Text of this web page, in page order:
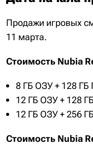
Продажи игровых
11 марта.
Стоимость Nubia
8 ГБ ОЗУ + 128 ГБ
12 ГБ ОЗУ + 128
12 ГБ ОЗУ + 256
Стоимость Nubia